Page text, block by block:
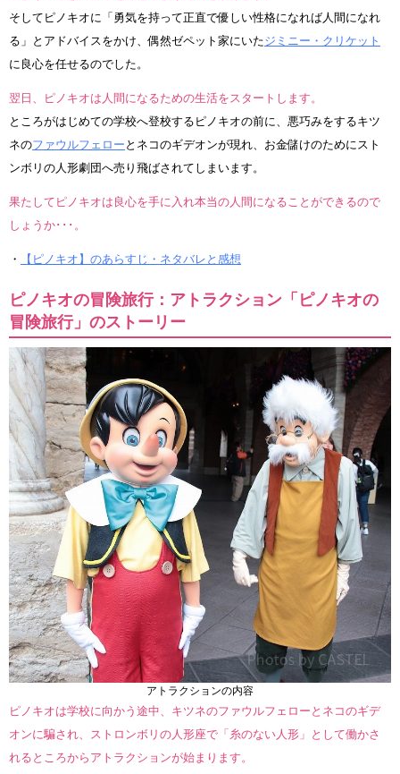
そしてピノキオに「勇気を持って正直で優しい性格になれば人間になれ
る」とアドバイスをかけ、偶然ゼペット家にいたジミニー・クリケット
に良心を任せるのでした。
翌日、ピノキオは人間になるための生活をスタートします。
ところがはじめての学校へ登校するピノキオの前に、悪巧みをするキツ
ネのファウルフェロー とネコのギデオンが現れ、お金儲けのためにスト
ンボリの人形劇団へ売り飛ばされてしまいます。
果たしてピノキオは良心を手に入れ本当の人間になることができるので
しょうか･･･。
・ 【ピノキオ】のあらすじ・ネタバレと感想
ピノキオの冒険旅行：アトラクション「ピノキオの
冒険旅行」のストーリー
アトラクションの内容
ピノキオは学校に向かう途中、キツネのファウルフェローとネコのギデ
オンに騙され、ストロンボリの人形座で「糸のない人形」として働かさ
れるところからアトラクションが始まります。